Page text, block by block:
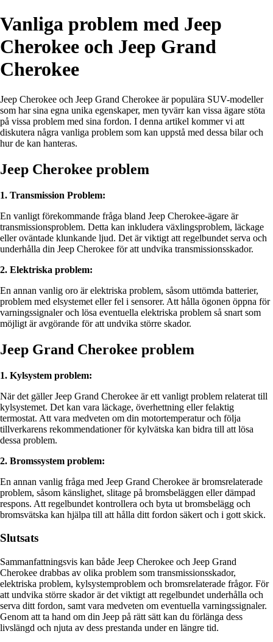
Vanliga problem med Jeep
Cherokee och Jeep Grand
Cherokee
Jeep Cherokee och Jeep Grand Cherokee är populära SUV-modeller
som har sina egna unika egenskaper, men tyvärr kan vissa ägare stöta
på vissa problem med sina fordon. I denna artikel kommer vi att
diskutera några vanliga problem som kan uppstå med dessa bilar och
hur de kan hanteras.
Jeep Cherokee problem
1. Transmission Problem:
En vanligt förekommande fråga bland Jeep Cherokee-ägare är
transmissionsproblem. Detta kan inkludera växlingsproblem, läckage
eller oväntade klunkande ljud. Det är viktigt att regelbundet serva och
underhålla din Jeep Cherokee för att undvika transmissionsskador.
2. Elektriska problem:
En annan vanlig oro är elektriska problem, såsom uttömda batterier,
problem med elsystemet eller fel i sensorer. Att hålla ögonen öppna för
varningssignaler och lösa eventuella elektriska problem så snart som
möjligt är avgörande för att undvika större skador.
Jeep Grand Cherokee problem
1. Kylsystem problem:
När det gäller Jeep Grand Cherokee är ett vanligt problem relaterat till
kylsystemet. Det kan vara läckage, överhettning eller felaktig
termostat. Att vara medveten om din motortemperatur och följa
tillverkarens rekommendationer för kylvätska kan bidra till att lösa
dessa problem.
2. Bromssystem problem:
En annan vanlig fråga med Jeep Grand Cherokee är bromsrelaterade
problem, såsom känslighet, slitage på bromsbeläggen eller dämpad
respons. Att regelbundet kontrollera och byta ut bromsbelägg och
bromsvätska kan hjälpa till att hålla ditt fordon säkert och i gott skick.
Slutsats
Sammanfattningsvis kan både Jeep Cherokee och Jeep Grand
Cherokee drabbas av olika problem som transmissionsskador,
elektriska problem, kylsystemproblem och bromsrelaterade frågor. För
att undvika större skador är det viktigt att regelbundet underhålla och
serva ditt fordon, samt vara medveten om eventuella varningssignaler.
Genom att ta hand om din Jeep på rätt sätt kan du förlänga dess
livslängd och njuta av dess prestanda under en längre tid.